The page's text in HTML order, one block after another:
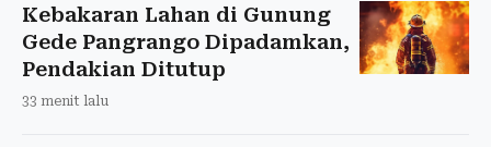
Kebakaran Lahan di Gunung
Gede Pangrango Dipadamkan,
Pendakian Ditutup
33 menit lalu